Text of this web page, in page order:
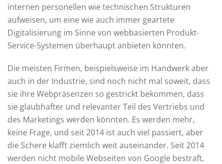
internen personellen wie technischen Strukturen
aufweisen, um eine wie auch immer geartete
Digitalisierung im Sinne von webbasierten Produkt-
Service-Systemen überhaupt anbieten könnten.
Die meisten Firmen, beispielsweise im Handwerk aber
auch in der Industrie, sind noch nicht mal soweit, dass
sie ihre Webpräsenzen so gestrickt bekommen, dass
sie glaubhafter und relevanter Teil des Vertriebs und
des Marketings werden könnten. Es werden mehr,
keine Frage, und seit 2014 ist auch viel passiert, aber
die Schere klafft ziemlich weit auseinander. Seit 2014
werden nicht mobile Webseiten von Google bestraft,